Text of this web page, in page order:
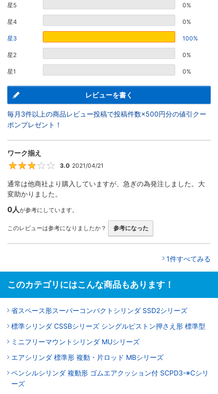
星5 0%
星4 0%
星3 100%
星2 0%
星1 0%
レビューを書く
毎月3件以上の商品レビュー投稿で投稿件数×500円分の値引クー
ポンプレゼント！
ワーク揃え
3.0 2021/04/21
通常は他商社より購入していますが、急ぎの為発注しました。大
変助かりました。
0人が参考にしています。
このレビューは参考になりましたか？ 参考になった
1件すべてみる
このカテゴリにはこんな商品もあります！
省スペース形スーパーコンパクトシリンダ SSD2シリーズ
標準シリンダ CSSBシリーズ シングルピストン押さえ形 標準型
ミニフリーマウントシリンダ MUシリーズ
エアシリンダ 標準形 複動・片ロッド MBシリーズ
ペンシルシリンダ 複動形 ゴムエアクッション付 SCPD3-※Cシリ
ーズ